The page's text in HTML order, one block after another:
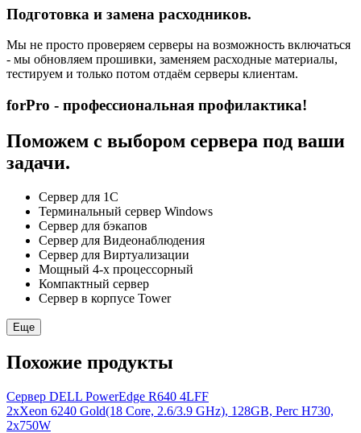
Подготовка и замена расходников.
Мы не просто проверяем серверы на возможность включаться
- мы обновляем прошивки, заменяем расходные материалы,
тестируем и только потом отдаём серверы клиентам.
forPro - профессиональная профилактика!
Поможем с выбором сервера под ваши
задачи.
Сервер для 1С
Терминальный сервер Windows
Сервер для бэкапов
Сервер для Видеонаблюдения
Сервер для Виртуализации
Мощный 4-х процессорный
Компактный сервер
Сервер в корпусе Tower
Еще
Похожие продукты
Сервер DELL PowerEdge R640 4LFF
2xXeon 6240 Gold(18 Core, 2.6/3.9 GHz), 128GB, Perc H730,
2x750W